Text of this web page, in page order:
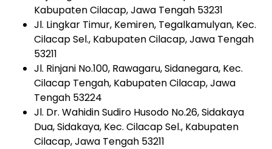
Kabupaten Cilacap, Jawa Tengah 53231
Jl. Lingkar Timur, Kemiren, Tegalkamulyan, Kec.
Cilacap Sel., Kabupaten Cilacap, Jawa Tengah
53211
Jl. Rinjani No.100, Rawagaru, Sidanegara, Kec.
Cilacap Tengah, Kabupaten Cilacap, Jawa
Tengah 53224
Jl. Dr. Wahidin Sudiro Husodo No.26, Sidakaya
Dua, Sidakaya, Kec. Cilacap Sel., Kabupaten
Cilacap, Jawa Tengah 53211